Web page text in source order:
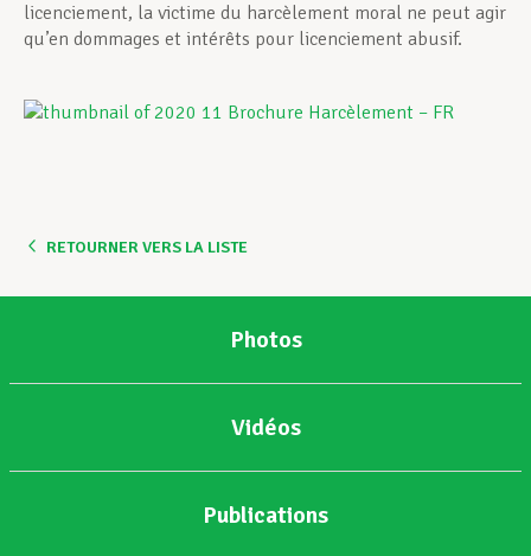
licenciement, la victime du harcèlement moral ne peut agir
qu’en dommages et intérêts pour licenciement abusif.
RETOURNER VERS LA LISTE
Photos
Vidéos
Publications